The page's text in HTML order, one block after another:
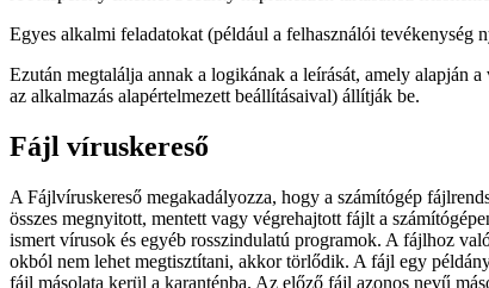
Egyes alkalmi feladatokat (például a felhasználói tevékenység
Ezután megtalálja annak a logikának a leírását, amely alapján
az alkalmazás alapértelmezett beállításaival) állítják be.
Fájl víruskereső
A Fájlvíruskereső megakadályozza, hogy a számítógép
összes megnyitott, mentett vagy végrehajtott fájlt a
ismert vírusok és egyéb rosszindulatú programok. A fájlhoz
okból nem lehet megtisztítani, akkor törlődik. A fájl egy
fájl másolata kerül a karanténba. Az előző fájl azonos nevű